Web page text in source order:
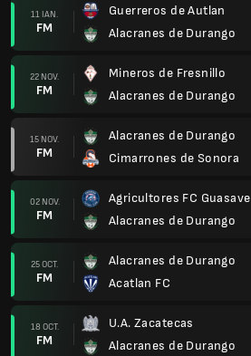
11 IAN.
FM
Guerreros de Autlan
Alacranes de Durango
22 NOV.
FM
Mineros de Fresnillo
Alacranes de Durango
15 NOV.
FM
Alacranes de Durango
Cimarrones de Sonora
02 NOV.
FM
Agricultores FC Guasave
Alacranes de Durango
25 OCT.
FM
Alacranes de Durango
Acatlan FC
18 OCT.
FM
U.A. Zacatecas
Alacranes de Durango